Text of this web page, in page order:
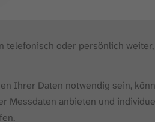
telefonisch oder persönlich
Ihrer Daten notwendig sein,
Messdaten anbieten und